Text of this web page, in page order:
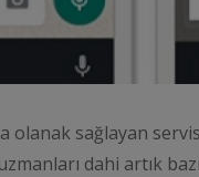
olanak sağlayan
dahi artık